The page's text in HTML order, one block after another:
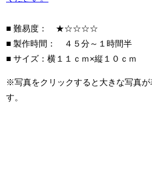
■ 難易度： ★☆☆☆☆
■ 製作時間： ４５分～１時間半
■ サイズ：横１１ｃｍ×縦１０ｃｍ
※写真をクリックすると大きな写真が
す。